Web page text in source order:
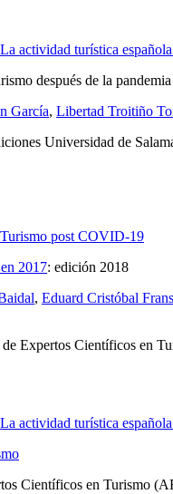
después de la
García, Libertad Troitiño
Universidad de
2017: edición 2018
, Eduard Cristóbal
de Expertos Científicos en
Científicos en Turismo